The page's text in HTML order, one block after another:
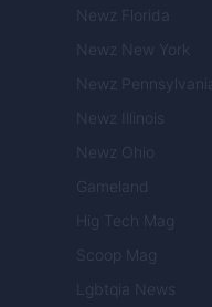
Newz Florida
Newz New York
Newz Pennsylvania
Newz Illinois
Newz Ohio
Gameland
Hig Tech Mag
Scoop Mag
Lgbtqia News